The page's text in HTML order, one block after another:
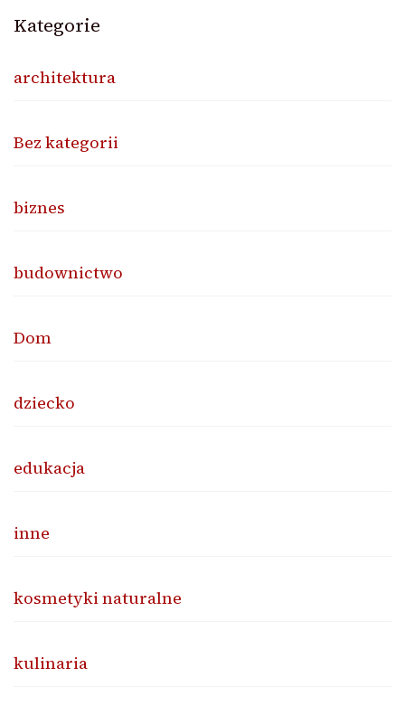
Kategorie
architektura
Bez kategorii
biznes
budownictwo
Dom
dziecko
edukacja
inne
kosmetyki naturalne
kulinaria